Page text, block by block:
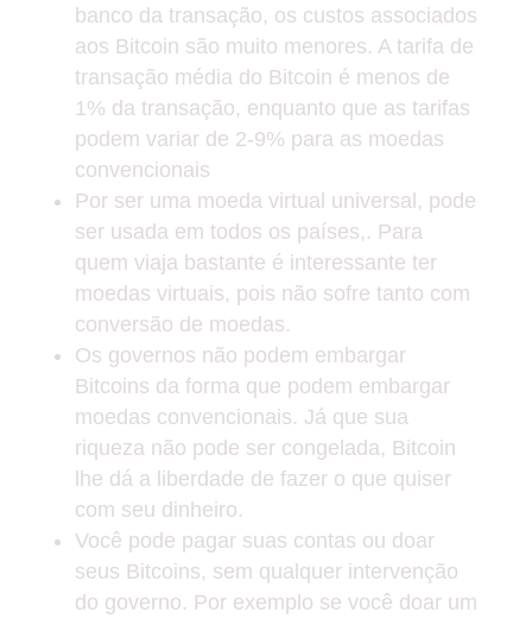
banco da transação, os custos associados
aos Bitcoin são muito menores. A tarifa de
transação média do Bitcoin é menos de
1% da transação, enquanto que as tarifas
podem variar de 2-9% para as moedas
convencionais
Por ser uma moeda virtual universal, pode
ser usada em todos os países,. Para
quem viaja bastante é interessante ter
moedas virtuais, pois não sofre tanto com
conversão de moedas.
Os governos não podem embargar
Bitcoins da forma que podem embargar
moedas convencionais. Já que sua
riqueza não pode ser congelada, Bitcoin
lhe dá a liberdade de fazer o que quiser
com seu dinheiro.
Você pode pagar suas contas ou doar
seus Bitcoins, sem qualquer intervenção
do governo. Por exemplo se você doar um